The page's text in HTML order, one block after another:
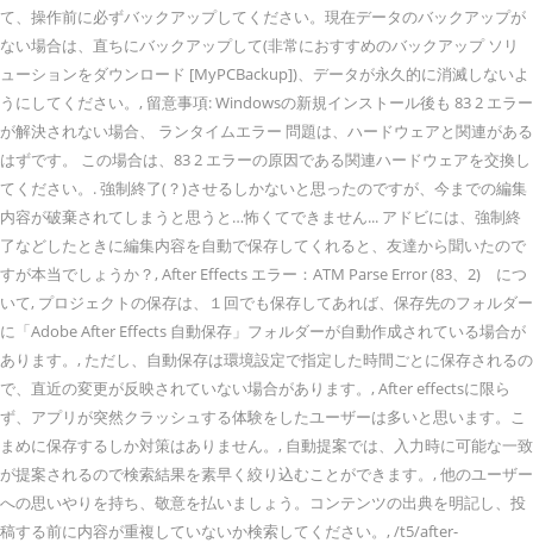
て、操作前に必ずバックアップしてください。現在データのバックアップが
ない場合は、直ちにバックアップして(非常におすすめのバックアップ ソリ
ューションをダウンロード [MyPCBackup])、データが永久的に消滅しないよ
うにしてください。, 留意事項: Windowsの新規インストール後も 83 2 エラー
が解決されない場合、 ランタイムエラー 問題は、ハードウェアと関連がある
はずです。 この場合は、83 2 エラーの原因である関連ハードウェアを交換し
てください。. 強制終了(？)させるしかないと思ったのですが、今までの編集
内容が破棄されてしまうと思うと…怖くてできません... アドビには、強制終
了などしたときに編集内容を自動で保存してくれると、友達から聞いたので
すが本当でしょうか？, After Effects エラー：ATM Parse Error (83、2) につ
いて, プロジェクトの保存は、１回でも保存してあれば、保存先のフォルダー
に「Adobe After Effects 自動保存」フォルダーが自動作成されている場合が
あります。, ただし、自動保存は環境設定で指定した時間ごとに保存されるの
で、直近の変更が反映されていない場合があります。, After effectsに限ら
ず、アプリが突然クラッシュする体験をしたユーザーは多いと思います。こ
まめに保存するしか対策はありません。, 自動提案では、入力時に可能な一致
が提案されるので検索結果を素早く絞り込むことができます。, 他のユーザー
への思いやりを持ち、敬意を払いましょう。コンテンツの出典を明記し、投
稿する前に内容が重複していないか検索してください。, /t5/after-